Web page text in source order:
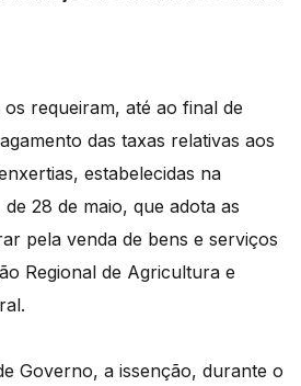
requeiram, até ao final de
das taxas relativas aos
estabelecidas na
28 de maio, que adota as
pela venda de bens e serviços
Regional de Agricultura e
Governo, a issenção, durante o